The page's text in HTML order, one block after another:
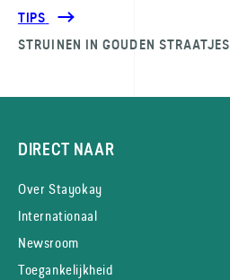
TIPS
STRUINEN IN GOUDEN STRAATJES
DIRECT NAAR
Over Stayokay
Internationaal
Newsroom
Toegankelijkheid